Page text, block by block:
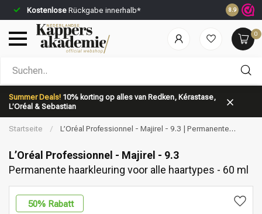
Kostenlose Rückgabe innerhalb* Vor 23:59
8.9
0
Summer Deals! 10% korting op alles van Redken, Kérastase,
L’Oréal & Sebastian
Nach welcher Kategorie suchst du?
Marken Haarpflege
Startseite /
L’Oréal Professionnel - Majirel - 9.3 | Permanente
L’Oréal Professionnel - Majirel - 9.3
Permanente haarkleuring voor alle haartypes - 60 ml
50% Rabatt